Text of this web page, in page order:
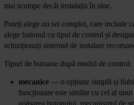
mai scumpe decât instalația în sine.
Puteți alege un set complet, care include
alege butonul cu tipul de control și
achiziționați sistemul de instalare
Tipuri de butoane după modul de control:
mecanice — o opțiune simplă și
funcționare este similar cu cel al